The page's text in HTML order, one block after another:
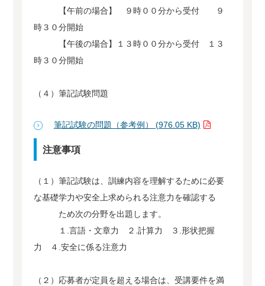
【午前の場合】 ９時００分から受付 ９
時３０分開始
【午後の場合】１３時００分から受付 １３
時３０分開始
（４）筆記試験問題
筆記試験の問題（参考例） (976.05 KB)
注意事項
（１）筆記試験は、訓練内容を理解するために必要
な基礎学力や安全上求められる注意力を確認する
ため次の分野を出題します。
１.言語・文章力 ２.計算力 ３.形状把握
力 ４.安全に係る注意力
（２）応募者が定員を超える場合は、受講要件を満